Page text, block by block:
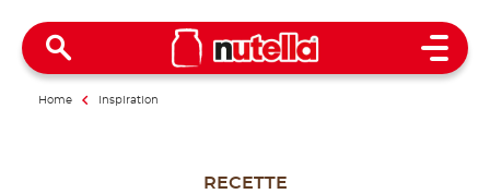
Open
Home Inspiration
RECETTE